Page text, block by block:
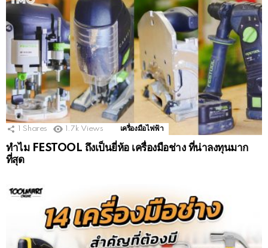
Shares 1.7k Views เครื่องมือไฟฟ้า
ทำไม FESTOOL ถึงเป็นยี่ห้อ เครื่องมือช่าง ที่น่าลงทุนมาก
ที่สุด